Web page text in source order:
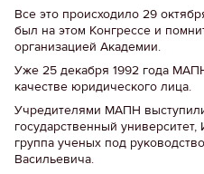
Все это происходило 29
был на этом Конгрессе и
организацией Академии.
Уже 25 декабря 1992 года
качестве юридического лица.
Учредителями МАПН
государственный
группа ученых под
Васильевича.